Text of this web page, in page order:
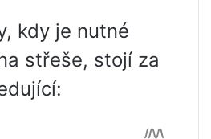
kdy je nutné
střeše, stojí za